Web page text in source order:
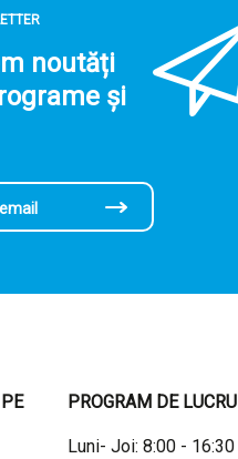
noutăți
și
PROGRAM DE LUCRU
Luni- Joi: 8:00 - 16:30